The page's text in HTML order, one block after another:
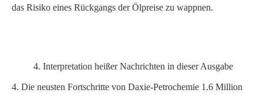
das Risiko eines Rückgangs der Ölpreise zu wappnen.
4. Interpretation heißer Nachrichten in dieser Ausgabe
4. Die neusten Fortschritte von Daxie-Petrochemie 1.6 Million